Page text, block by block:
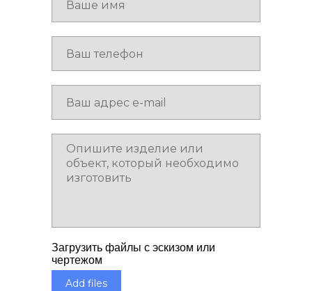
Загрузить файлы с эскизом или
чертежом
Add files